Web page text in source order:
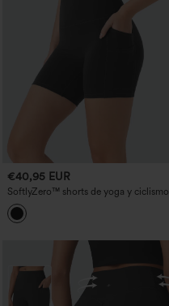
€40,95 EUR
SoftlyZero™ shorts de yoga y ciclismo
de cintura alta con doble bolsillo 5''-
UPF50+